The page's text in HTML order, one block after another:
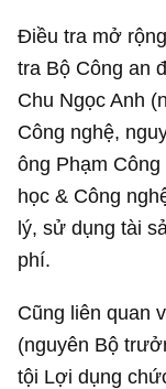
Điều tra mở
tra Bộ Công an
Chu Ngọc Anh
Công nghệ,
ông Phạm
học & Công
lý, sử dụng tài
phí.
Cũng liên quan
(nguyên Bộ
tội Lợi dụng